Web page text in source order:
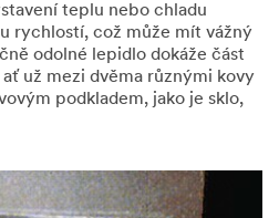
teplu nebo chladu
rychlostí, což může mít vážný
odolné lepidlo dokáže část
už mezi dvěma různými kovy
podkladem, jako je sklo,